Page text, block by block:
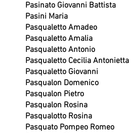
Pasinato Giovanni Battista
Pasini Maria
Pasqualetto Amadeo
Pasqualetto Amalia
Pasqualetto Antonio
Pasqualetto Cecilia Antonietta
Pasqualetto Giovanni
Pasqualon Domenico
Pasqualon Pietro
Pasqualon Rosina
Pasqualotto Rosina
Pasquato Pompeo Romeo